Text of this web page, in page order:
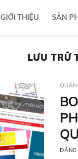
GIỚI THIỆU SẢN
LƯU TRỮ
ĐĂNG